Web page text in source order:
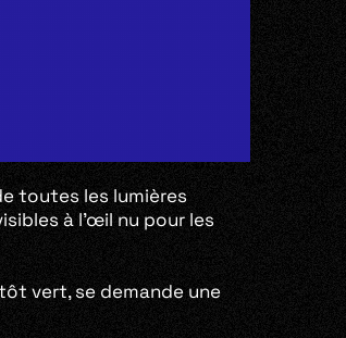
toutes les lumières
à l’œil nu pour les
vert, se demande une